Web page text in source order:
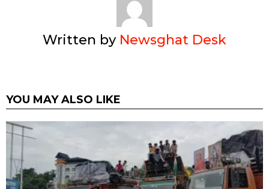
Written by Newsghat Desk
YOU MAY ALSO LIKE